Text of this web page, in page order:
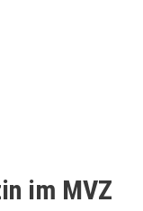
im MVZ